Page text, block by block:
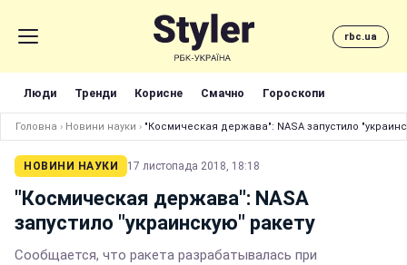
rbc.ua
Люди Тренди Корисне Смачно Гороскопи
Головна › Новини науки › "Космическая держава": NASA запустило
НОВИНИ НАУКИ 17 листопада 2018, 18:18
"Космическая держава": NASA
запустило "украинскую" ракету
Сообщается, что ракета разрабатывалась при